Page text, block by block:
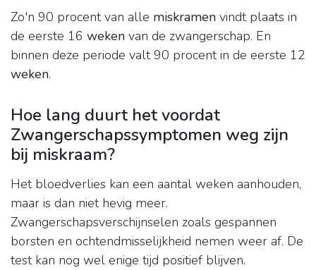
Zo'n 90 procent van alle miskramen vindt plaats in
de eerste 16 weken van de zwangerschap. En
binnen deze periode valt 90 procent in de eerste 12
weken.
Hoe lang duurt het voordat
Zwangerschapssymptomen weg zijn
bij miskraam?
Het bloedverlies kan een aantal weken aanhouden,
maar is dan niet hevig meer.
Zwangerschapsverschijnselen zoals gespannen
borsten en ochtendmisselijkheid nemen weer af. De
test kan nog wel enige tijd positief blijven.